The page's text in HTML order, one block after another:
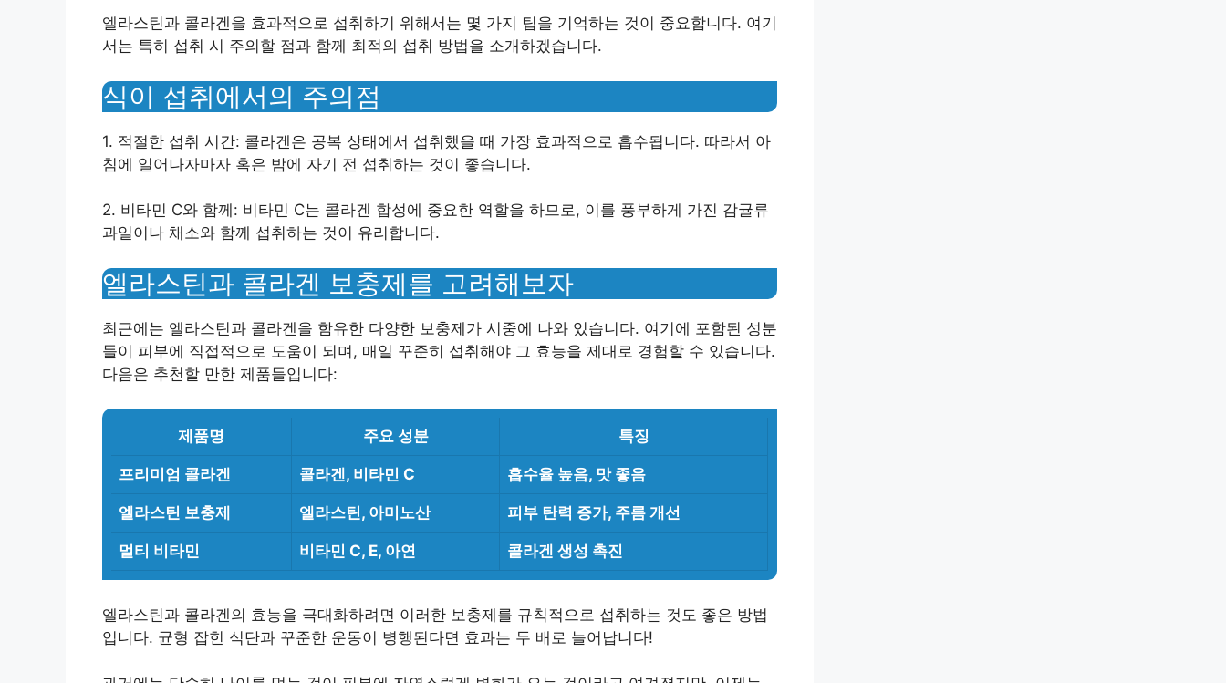
엘라스틴과 콜라겐을 효과적으로 섭취하기 위해서는 몇 가지 팁을 기억하는 것이 중요합니다. 여기
서는 특히 섭취 시 주의할 점과 함께 최적의 섭취 방법을 소개하겠습니다.
식이 섭취에서의 주의점
1. 적절한 섭취 시간: 콜라겐은 공복 상태에서 섭취했을 때 가장 효과적으로 흡수됩니다. 따라서 아
침에 일어나자마자 혹은 밤에 자기 전 섭취하는 것이 좋습니다.
2. 비타민 C와 함께: 비타민 C는 콜라겐 합성에 중요한 역할을 하므로, 이를 풍부하게 가진 감귤류
과일이나 채소와 함께 섭취하는 것이 유리합니다.
엘라스틴과 콜라겐 보충제를 고려해보자
최근에는 엘라스틴과 콜라겐을 함유한 다양한 보충제가 시중에 나와 있습니다. 여기에 포함된 성분
들이 피부에 직접적으로 도움이 되며, 매일 꾸준히 섭취해야 그 효능을 제대로 경험할 수 있습니다.
다음은 추천할 만한 제품들입니다:
제품명 주요 성분 특징
프리미엄 콜라겐 콜라겐, 비타민 C 흡수율 높음, 맛 좋음
엘라스틴 보충제 엘라스틴, 아미노산 피부 탄력 증가, 주름 개선
멀티 비타민 비타민 C, E, 아연 콜라겐 생성 촉진
엘라스틴과 콜라겐의 효능을 극대화하려면 이러한 보충제를 규칙적으로 섭취하는 것도 좋은 방법
입니다. 균형 잡힌 식단과 꾸준한 운동이 병행된다면 효과는 두 배로 늘어납니다!